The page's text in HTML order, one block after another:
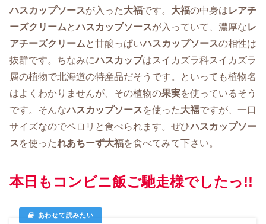
ハスカップソースが入った大福です。 大福の中身はレアチ
ーズクリームとハスカップソースが入っていて、濃厚なレ
アチーズクリームと甘酸っぱいハスカップソースの相性は
抜群です。ちなみにハスカップはスイカズラ科スイカズラ
属の植物で北海道の特産品だそうです。といっても植物名
はよくわかりませんが、その植物の果実を使っているそう
です。そんなハスカップソースを使った大福ですが、一口
サイズなのでペロリと食べられます。ぜひハスカップソー
スを使ったれあちーず大福を食べてみて下さい。
本日もコンビニ飯ご馳走様でしたっ!!